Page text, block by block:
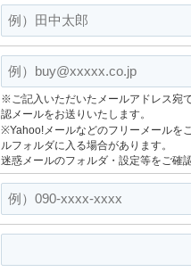
※ご記入いただいたメールアドレス宛
認メールをお送りいたします。
※Yahoo!メールなどのフリーメールを
ルフォルダに入る場合があります。
迷惑メールのフォルダ・設定等をご確